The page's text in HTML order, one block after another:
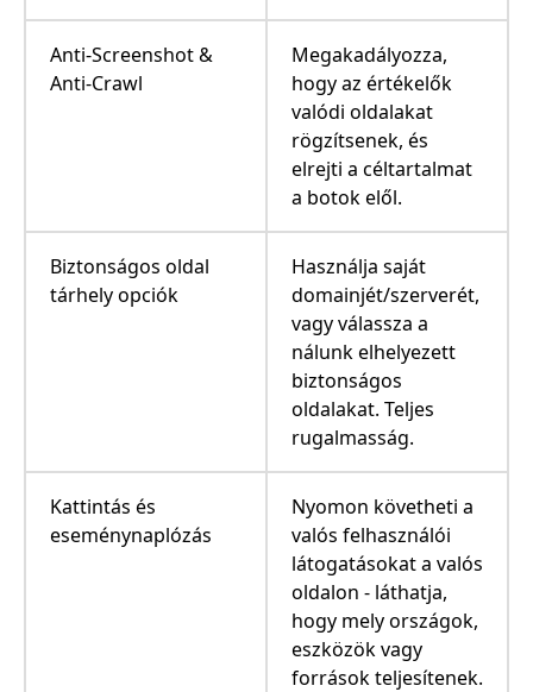
Anti-Screenshot &
Anti-Crawl
Megakadályozza,
hogy az értékelők
valódi oldalakat
rögzítsenek, és
elrejti a céltartalmat
a botok elől.
Biztonságos oldal
tárhely opciók
Használja saját
domainjét/szerverét,
vagy válassza a
nálunk elhelyezett
biztonságos
oldalakat. Teljes
rugalmasság.
Kattintás és
eseménynaplózás
Nyomon követheti a
valós felhasználói
látogatásokat a valós
oldalon - láthatja,
hogy mely országok,
eszközök vagy
források teljesítenek.